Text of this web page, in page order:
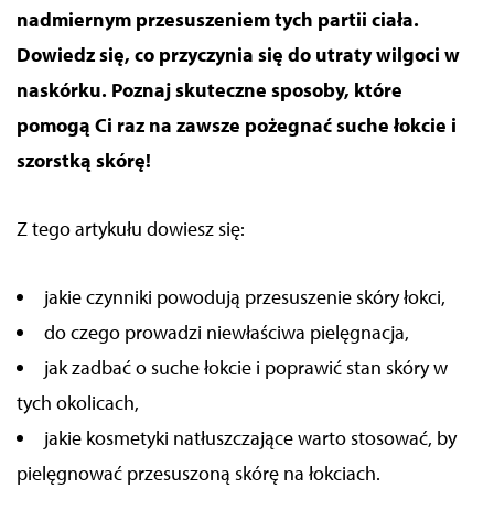
nadmiernym przesuszeniem tych partii ciała.
Dowiedz się, co przyczynia się do utraty wilgoci w
naskórku. Poznaj skuteczne sposoby, które
pomogą Ci raz na zawsze pożegnać suche łokcie i
szorstką skórę!
Z tego artykułu dowiesz się:
jakie czynniki powodują przesuszenie skóry łokci,
do czego prowadzi niewłaściwa pielęgnacja,
jak zadbać o suche łokcie i poprawić stan skóry w
tych okolicach,
jakie kosmetyki natłuszczające warto stosować, by
pielęgnować przesuszoną skórę na łokciach.